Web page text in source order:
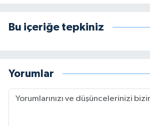
Bu içeriğe tepkiniz
Yorumlar